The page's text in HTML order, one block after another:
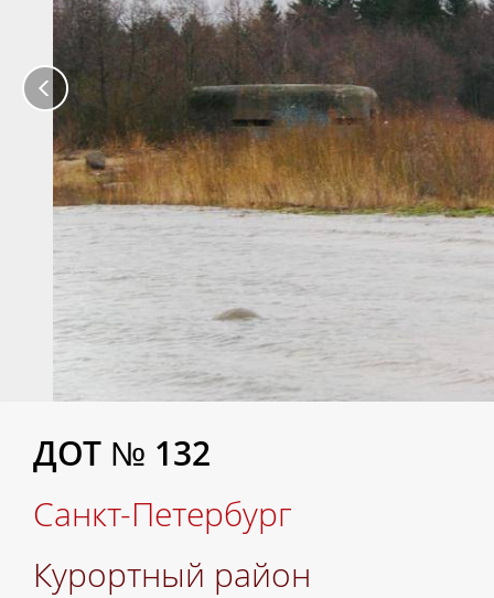
ДОТ № 132
Санкт-Петербург
Курортный район